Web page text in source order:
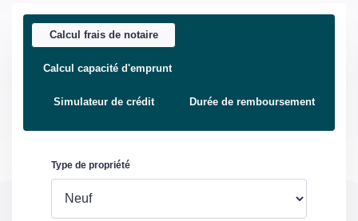
Calcul frais de notaire
Calcul capacité d'emprunt
Simulateur de crédit Durée de remboursement